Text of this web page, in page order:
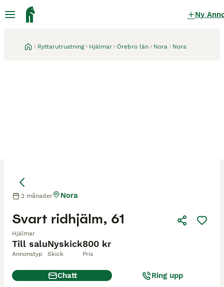
Ny
Ryttarutrustning Hjälmar Örebro län Nora Nora
Till salu
Annonstyp
Nyskick
Skick
800 kr
Pris
Svart ridhjälm, 61
Hjälmar
2 månader Nora
Chatt Ring upp